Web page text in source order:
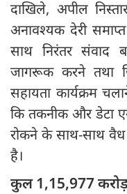
दाखिले, अपील
अनावश्यक देरी समाप्त
साथ निरंतर संवाद
जागरूक करने तथा
सहायता कार्यक्रम
कि तकनीक और डेटा
रोकने के साथ-साथ वैध
है।
कुल 1,15,977 करोड़